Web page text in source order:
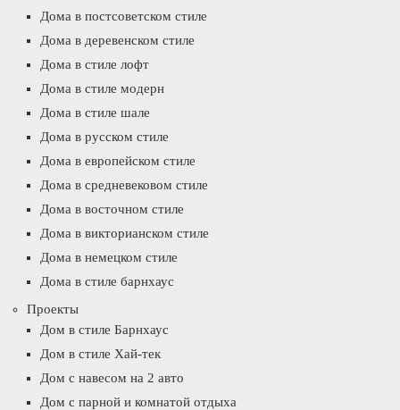
Дома в постсоветском стиле
Дома в деревенском стиле
Дома в стиле лофт
Дома в стиле модерн
Дома в стиле шале
Дома в русском стиле
Дома в европейском стиле
Дома в средневековом стиле
Дома в восточном стиле
Дома в викторианском стиле
Дома в немецком стиле
Дома в стиле барнхаус
Проекты
Дом в стиле Барнхаус
Дом в стиле Хай-тек
Дом с навесом на 2 авто
Дом с парной и комнатой отдыха